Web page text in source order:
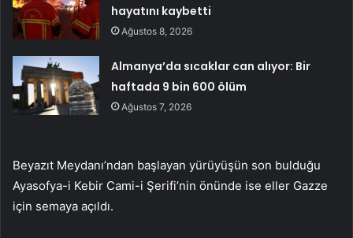
hayatını kaybetti
Ağustos 8, 2026
Almanya’da sıcaklar can alıyor: Bir
haftada 9 bin 600 ölüm
Ağustos 7, 2026
Beyazıt Meydanı’ndan başlayan yürüyüşün son bulduğu
Ayasofya-i Kebir Cami-i Şerifi’nin önünde ise eller Gazze
için semaya açıldı.